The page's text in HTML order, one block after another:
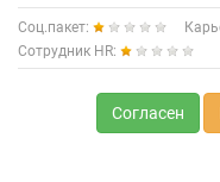
Соц.пакет:
Сотрудник HR:
Согласен